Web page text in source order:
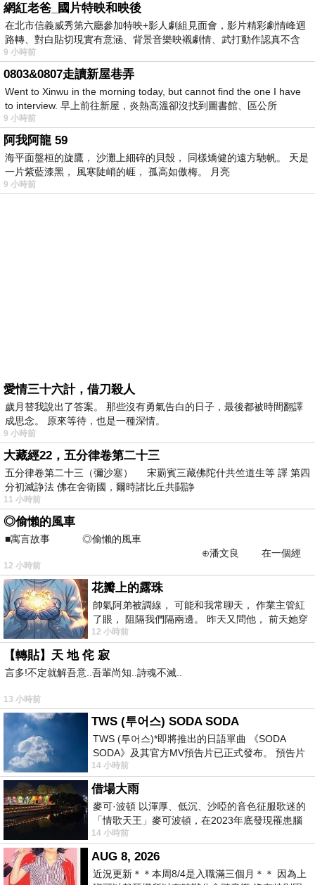
網紅老爸_國片特映和映後
在北市信義威秀第六廳參加特映+影人劇組見面會，影片精彩劇情峰迴
路轉、對白貼切現實有意涵、背景音樂映襯劇情、武打動作認真不含
糊、
9 小時前
0803&0807走讀新屋巷弄
Went to Xinwu in the morning today, but cannot find the one I have
to interview. 早上前往新屋，炎熱高溫卻沒找到圖書館、區公所
9 小時前
阿我阿龍 59
海平面盤桓的旋鷹， 沙灘上細碎的貝殼， 同樣矯健的遠方馳帆。 天是
一片紫藍漆黑， 風寒陡峭的崕， 孤高如傲梅。 月亮
9 小時前
愛情三十六計，借刀殺人
歲月替我說出了答案。 那些沒有勇氣告白的日子，最後都被時間翻譯
成思念。 原來等待，也是一種深情。
9 小時前
大藏經22，五分律卷第二十三
五分律卷第二十三（彌沙塞） 宋罽賓三藏佛陀什共竺道生等 譯 第四
分初滅諍法 佛在舍衛國，爾時諸比丘共鬪諍
11 小時前
◎偷懶的風車
■寓言故事 ◎偷懶的風車
⊕潘文良 在一個經
常颳風的山丘上—&m
12 小時前
花瓣上的露珠
帥氣阿弟被調線， 可能和我常聊天， 作業主管紅
了眼， 阻隔我們隔兩邊。 昨天又問他， 前天她穿
什麼顏色衣服， 不經
12 小時前
【轉貼】天 地 侘 寂
言多!不定就解吾意..吾輩尚知..詩魂不滅..
13 小時前
TWS (투어스) SODA SODA
TWS (투어스)*即將推出的日語單曲 《SODA
SODA》及其官方MV預告片已正式發布。 預告片
一經發布， 就引發了粉絲們對這次夏季回
14 小時前
借場大雨
麥可·波頓 以渾厚、低沉、沙啞的音色征服歌迷的
「情歌天王」麥可波頓，在2023年底發現罹患腦
瘤「祈禱早日康復，一切都好」。
14 小時前
AUG 8, 2026
近況更新＊＊本周8/4是入職滿三個月＊＊ 因為上